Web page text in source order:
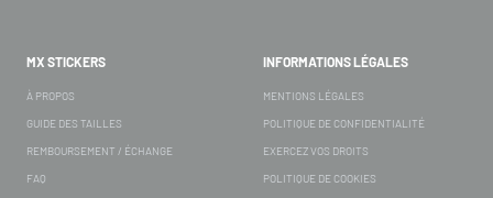
MX STICKERS
À PROPOS
GUIDE DES TAILLES
REMBOURSEMENT / ÉCHANGE
FAQ
INFORMATIONS LÉGALES
MENTIONS LÉGALES
POLITIQUE DE CONFIDENTIALITÉ
EXERCEZ VOS DROITS
POLITIQUE DE COOKIES